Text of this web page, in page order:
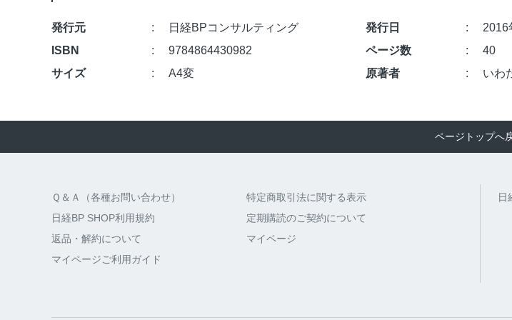
発行元 日経BPコンサルティング 発行日
2016
ISBN
9784864430982 ページ数
40
サイズ
A4変 原著者 いわ
ページトップへ
Ｑ＆Ａ（各種お問い合わせ）
特定商取引法に関する表示
日経BP SHOP利用規約
定期購読のご契約について
返品・解約について
マイページ
マイページご利用ガイド
日